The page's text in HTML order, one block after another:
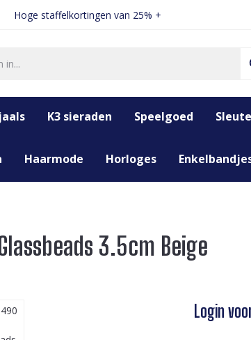
Hoge staffelkortingen van 25% +
K3 sieraden Speelgoed
Haarmode Horloges
3.5cm Beige
Login